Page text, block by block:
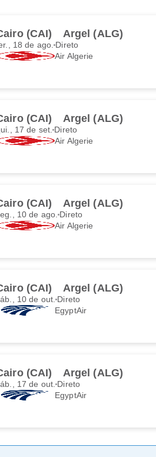
(CAI) Argel (ALG)
18 de ago. Direto
Air Algerie
(CAI) Argel (ALG)
17 de set. Direto
Air Algerie
(CAI) Argel (ALG)
10 de ago. Direto
Air Algerie
(CAI) Argel (ALG)
10 de out. Direto
EgyptAir
(CAI) Argel (ALG)
17 de out. Direto
EgyptAir